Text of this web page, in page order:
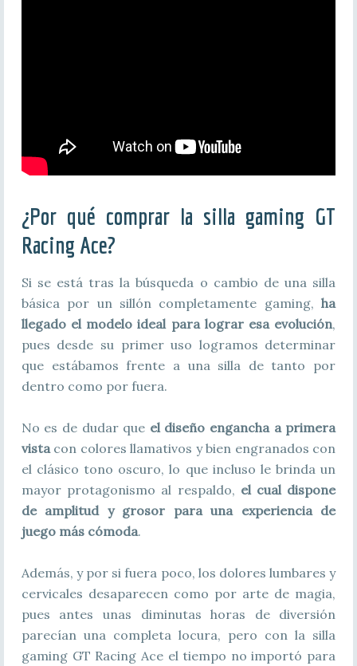
¿Por qué comprar la silla gaming GT
Racing Ace?
Si se está tras la búsqueda o cambio de una silla
básica por un sillón completamente gaming, ha
llegado el modelo ideal para lograr esa evolución,
pues desde su primer uso logramos determinar
que estábamos frente a una silla de tanto por
dentro como por fuera.
No es de dudar que el diseño engancha a primera
vistacon colores llamativos y bien engranados con
el clásico tono oscuro, lo que incluso le brinda un
mayor protagonismo al respaldo, el cual dispone
de amplitud y grosor para una experiencia de
juego más cómoda.
Además, y por si fuera poco, los dolores lumbares y
cervicales desaparecen como por arte de magia,
pues antes unas diminutas horas de diversión
parecían una completa locura, pero con la silla
gaming GT Racing Ace el tiempo no importó para